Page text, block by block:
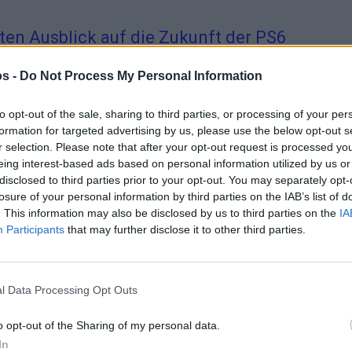
- Do Not Process My Personal Information
opt-out of the sale, sharing to third parties, or processing of your
for targeted advertising by us, please use the below opt-out
selection. Please note that after your opt-out request is processed
interest-based ads based on personal information utilized by us
to third parties prior to your opt-out. You may separately
of your personal information by third parties on the IAB’s list of
This information may also be disclosed by us to third parties on the
Participants that may further disclose it to other third parties.
Data Processing Opt Outs
opt-out of the Sharing of my personal data.
Ausblick auf die Zukunft der PS6
Gerüchte um die PlayStation 6 und mögliche neue Hardware
neuer AAA-Spiele dauerhaft verändern?
sorgt Grand Theft Auto 6 derzeit nicht nur bei Fans für
gestartet – Alle wichtigen Infos zu